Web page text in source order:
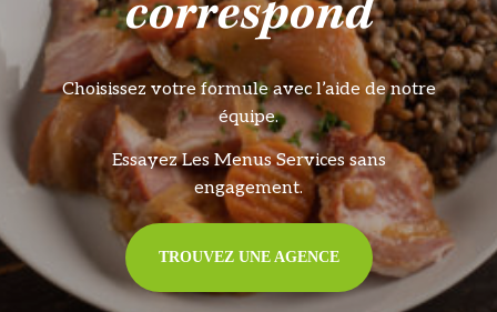
correspond
Choisissez votre formule avec l’aide de notre
équipe.
Essayez Les Menus Services sans
engagement.
TROUVEZ UNE AGENCE